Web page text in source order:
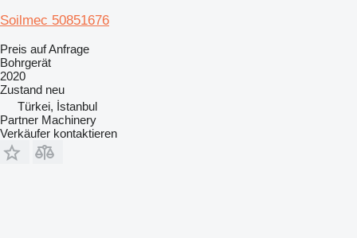
Soilmec 50851676
Preis auf Anfrage
Bohrgerät
2020
Zustand neu
Türkei, İstanbul
Partner Machinery
Verkäufer kontaktieren